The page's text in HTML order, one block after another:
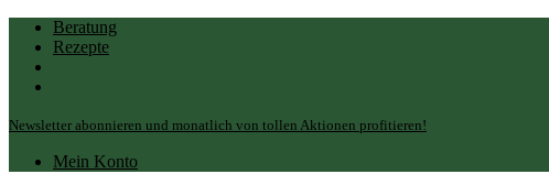
Beratung
Rezepte
Newsletter abonnieren und monatlich von tollen Aktionen profitieren!
Mein Konto